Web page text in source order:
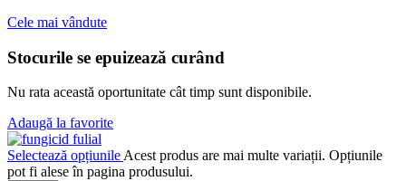
Cele mai vândute
Stocurile se epuizează curând
Nu rata această oportunitate cât timp sunt disponibile.
Adaugă la favorite
Selectează opțiunile Acest produs are mai multe variații. Opțiunile
pot fi alese în pagina produsului.